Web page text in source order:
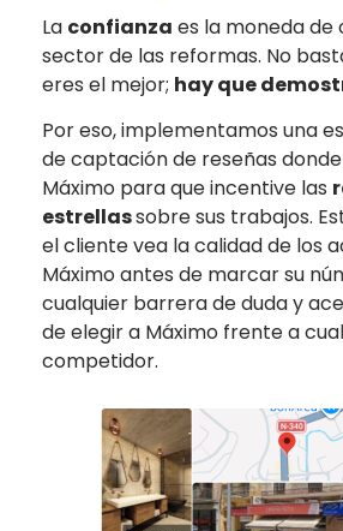
La confianza es la moneda de
sector de las reformas. No
eres el mejor; hay que
Por eso, implementamos una
de captación de reseñas
Máximo para que incentive las
estrellassobre sus trabajos.
el cliente vea la calidad de los
Máximo antes de marcar su
cualquier barrera de duda y
de elegir a Máximo frente a
competidor.